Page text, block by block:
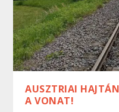
AUSZTRIAI
A VONAT!